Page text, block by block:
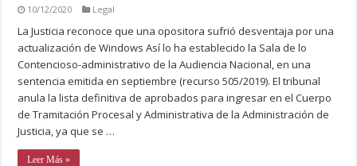
10/12/2020 Legal
La Justicia reconoce que una opositora sufrió desventaja por una
actualización de Windows Así lo ha establecido la Sala de lo
Contencioso-administrativo de la Audiencia Nacional, en una
sentencia emitida en septiembre (recurso 505/2019). El tribunal
anula la lista definitiva de aprobados para ingresar en el Cuerpo
de Tramitación Procesal y Administrativa de la Administración de
Justicia, ya que se …
Leer Más »